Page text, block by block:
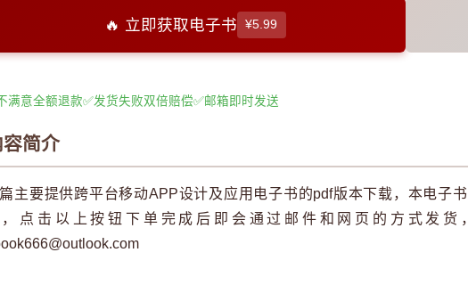
🔥 立即获取电子书 ¥5.99
满意全额退款✅发货失败双倍赔偿✅邮箱即时发送
容简介
主要提供跨平台移动APP设计及应用电子书的pdf版本下载，本电子
点击以上按钮下单完成后即会通过邮件和网页的方式发货